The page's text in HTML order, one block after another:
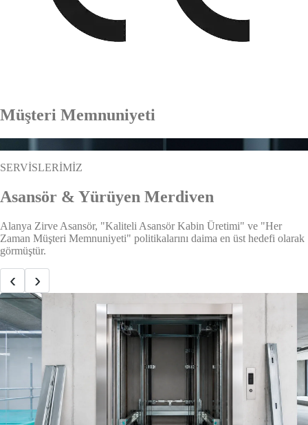
Müşteri Memnuniyeti
SERVİSLERİMİZ
Asansör & Yürüyen Merdiven
Alanya Zirve Asansör, "Kaliteli Asansör Kabin Üretimi" ve "Her
Zaman Müşteri Memnuniyeti" politikalarını daima en üst hedefi olarak
görmüştür.
‹ ›